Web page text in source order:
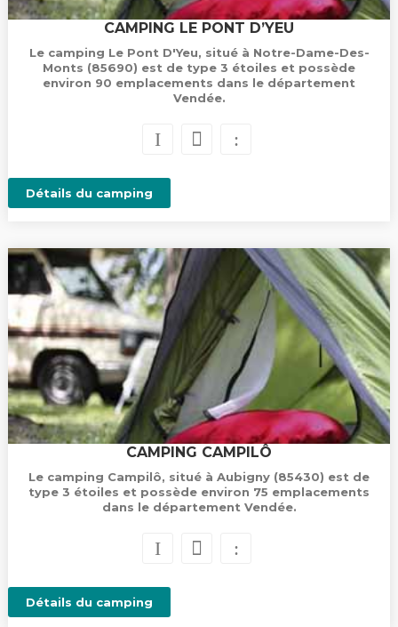
CAMPING LE PONT D’YEU
Le camping Le Pont D'Yeu, situé à Notre-Dame-Des-
Monts (85690) est de type 3 étoiles et possède
environ 90 emplacements dans le département
Vendée.
Détails du camping
CAMPING CAMPILÔ
Le camping Campilô, situé à Aubigny (85430) est de
type 3 étoiles et possède environ 75 emplacements
dans le département Vendée.
Détails du camping